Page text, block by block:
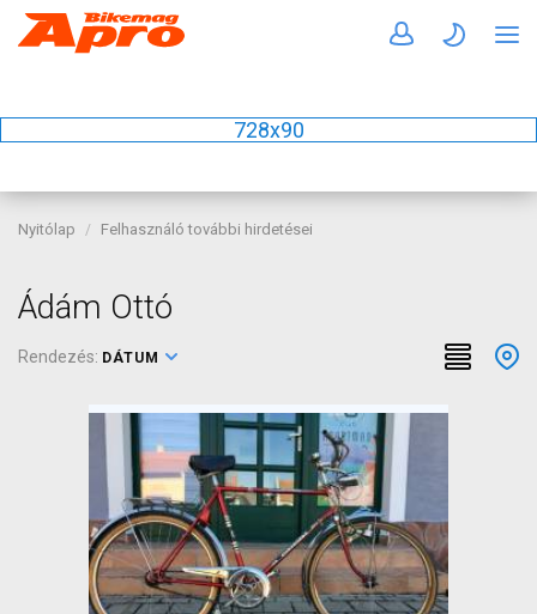
728x90
Nyitólap Felhasználó további hirdetései
Ádám Ottó
Rendezés: DÁTUM